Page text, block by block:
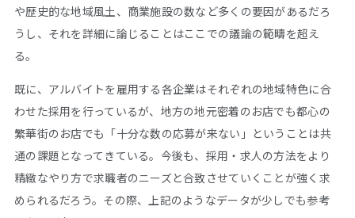
や歴史的な地域風土、商業施設の数など多くの要因があるだろ
うし、それを詳細に論じることはここでの議論の範疇を超え
る。
既に、アルバイトを雇用する各企業はそれぞれの地域特色に合
わせた採用を行っているが、地方の地元密着のお店でも都心の
繁華街のお店でも「十分な数の応募が来ない」ということは共
通の課題となってきている。今後も、採用・求人の方法をより
精緻なやり方で求職者のニーズと合致させていくことが強く求
められるだろう。その際、上記のようなデータが少しでも参考